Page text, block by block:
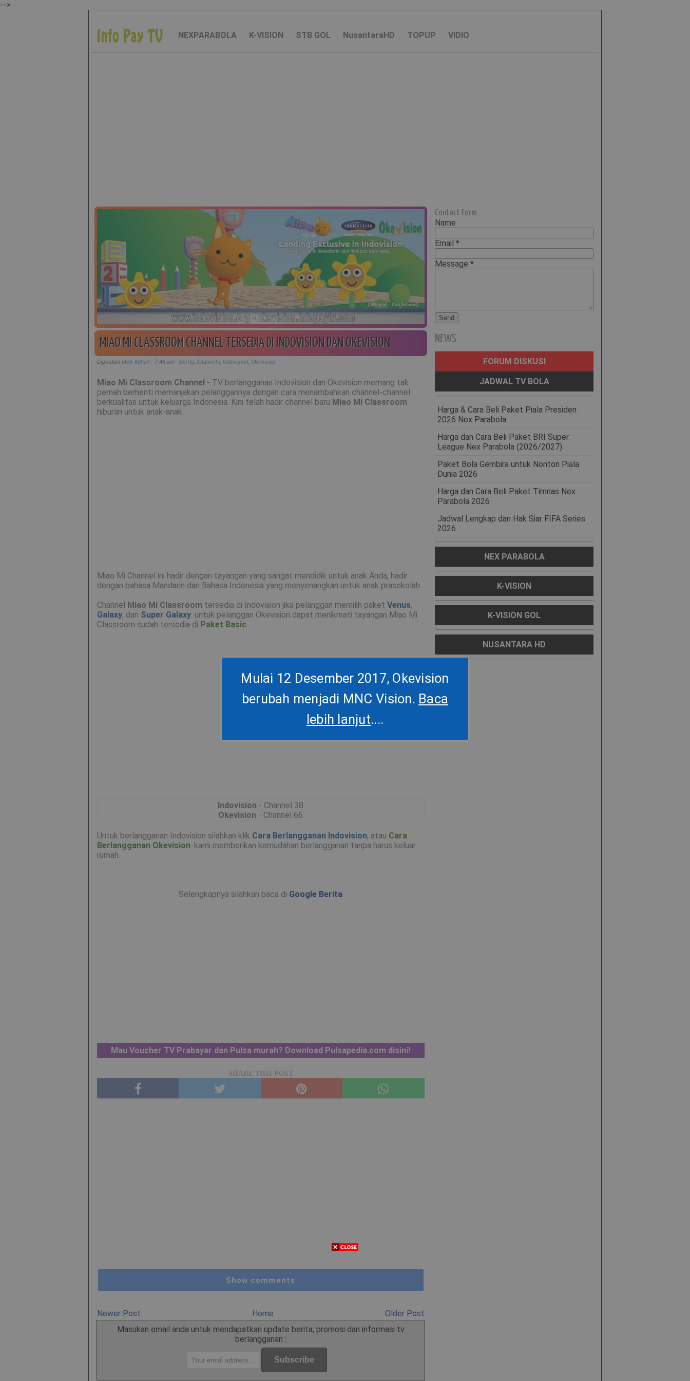
-->
NEXPARABOLA K-VISION STB GOL NusantaraHD TOPUP VIDIO
MIAO MI CLASSROOM CHANNEL TERSEDIA DI INDOVISION DAN OKEVISION
Diposkan oleh Admin -7:46 am - Berita, Channels, Indovision, Okevision
Miao Mi Classroom Channel - TV berlangganan Indovision dan Okevision memang tak
pernah berhenti memanjakan pelanggannya dengan cara menambahkan channel-channel
berkualitas untuk keluarga Indonesia. Kini telah hadir channel baru Miao Mi Classroom
hiburan untuk anak-anak.
Mulai 12 Desember 2017, Indovision
berubah menjadi MNC Vision. Baca
lebih lanjut....
Mulai 12 Desember 2017, Okevision
berubah menjadi MNC Vision. Baca
lebih lanjut....
Miao Mi Channel ini hadir dengan tayangan yang sangat mendidik untuk anak Anda, hadir
dengan bahasa Mandarin dan Bahasa Indonesia yang menyenangkan untuk anak prasekolah.
Channel
Miao Mi Classroom tersedia di Indovision jika pelanggan memilih paket Venus,
Galaxy, dan Super Galaxy. untuk pelanggan Okevision dapat menikmati tayangan Miao Mi
Classroom sudah tersedia di Paket Basic.
Indovision - Channel 38
Okevision - Channel 66
Untuk berlangganan Indovision silahkan klik Cara Berlangganan Indovision, atau Cara
Berlangganan Okevision. kami memberikan kemudahan berlangganan tanpa harus keluar
rumah.
Selengkapnya silahkan baca di Google Berita
Mau Voucher TV Prabayar dan Pulsa murah? Download Pulsapedia.com disini!
SHARE THIS POST
Show comments
Newer Post Home
Older Post
Masukan email anda untuk mendapatkan update berita, promosi dan informasi tv
berlangganan :
Contact Form
Name
Email*
Message*
NEWS
FORUM DISKUSI
JADWAL TV BOLA
Harga & Cara Beli Paket Piala Presiden
2026 Nex Parabola
Harga dan Cara Beli Paket BRI Super
League Nex Parabola (2026/2027)
Paket Bola Gembira untuk Nonton Piala
Dunia 2026
Harga dan Cara Beli Paket Timnas Nex
Parabola 2026
Jadwal Lengkap dan Hak Siar FIFA Series
2026
NEX PARABOLA
K-VISION
K-VISION GOL
NUSANTARA HD